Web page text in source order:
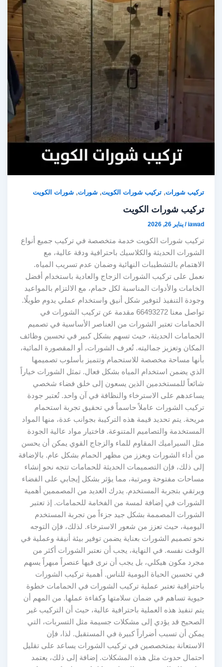
تركيب شورات,تركيب شورات الكويت,شورات,شورات الكويت
تركيب شورات الكويت
iawad
/يناير 26, 2026
تركيب شورات الكويت خدمة متخصصة في تركيب جميع أنواع
الشورات الحديثة والكلاسيك باحترافية ودقة عالية، مع
الاهتمام بالتشطيبات النهائية وضمان عدم تسريب المياه.
نعمل على تركيب الشورات الزجاج والعادية باستخدام أفضل
الخامات والأدوات المناسبة لكل حمام، مع الالتزام بالمواعيد
وجودة التنفيذ لتوفير شكل أنيق واستخدام عملي يدوم طويلًا.
تواصل معنا 66493272 مقدمة عن تركيب الشورات في
الحمامات تعتبر الشورات من العناصر الأساسية في تصميم
الحمامات الحديثة، حيث تسهم بشكل كبير في تحسين وظائف
المكان وتعزيز جماليته. تُعرف الشورات، أو المقصورة المائية،
بأنها مساحة مخصصة للاستحمام وتتميز بأسلوب تصميمها
الذي يضمن استخدام المياه بشكل فعال. تمثل الشورات خياراً
شائعاً للمستخدمين الذين يسعون إلى خلق فضاء شخصي
يساعدهم على الاسترخاء والنظافة في آن واحد. تُعتبر جودة
تركيب الشورات عاملاً حاسماً في تحقيق تجربة استحمام
مريحة. يتم تحديد قيمة هذه التركيبة بجوانب عدة، منها المواد
المستخدمة والتصاميم المتنوعة. فاختيار مواد عالية الجودة
مثل السيراميك المقاوم للماء والزجاج القوي يمكن أن يحسن
من أداء الشورات ويعزز من مظهر الحمام بشكل عام. بالإضافة
إلى ذلك، فإن التصميمات الحديثة للحمامات تتجه نحو إنشاء
مساحات مفتوحة ومرتبة، مما يؤثر بشكل إيجابي على الفضاء
ويرتقي بتجربة المستخدم. يدرك العديد من المصممين أهمية
الشورات في إضافة لمسة من الفخامة للحمامات. إذ تعتبر
الشورات المصممة بشكل جيد جزءاً من تجربة المستخدم
اليومية، حيث تعزز من شعور الاسترخاء. لذلك، فإن التوجه
نحو تصميم الشورات بعناية يضمن توفير بيئة أنيقة وعملية في
الوقت نفسه. في النهاية، يجب أن نعتبر الشورات أكثر من
مجرد مكون هيكلي، بل يجب أن نرى فيها عنصراً مبهراً يسهم
في تحسين الحياة اليومية للناس. أهمية تركيب الشورات
باحترافية تعتبر عملية تركيب الشورات في الحمامات خطوة
حيوية تساهم في ضمان سلامتها وكفاءة عملها. من المهم أن
يتم تنفيذ هذه العملية باحترافية عالية، حيث أن التركيب غير
الصحيح قد يؤدي إلى مشكلات جسيمة مثل التسربات، التي
يمكن أن تسبب أضراراً كبيرة في المستقبل. لذا، فإن
الاستعانة بمتخصصين في تركيب الشورات يساعد على تقليل
احتمال حدوث مثل هذه المشكلات. إضافة إلى ذلك، يعتمد